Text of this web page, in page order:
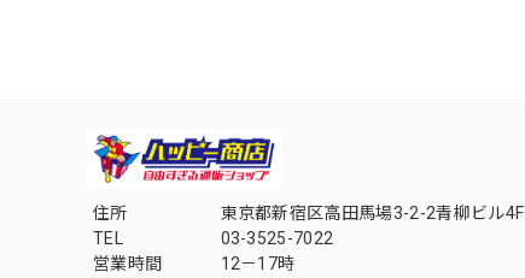
住所
東京都新宿区高田馬場3-2-2青柳ビル4F
TEL
03-3525-7022
営業時間
12－17時